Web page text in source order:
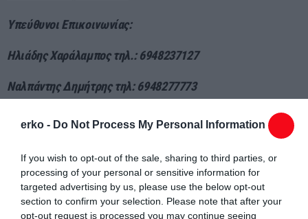
erko - Do Not Process My Personal Information
If you wish to opt-out of the sale, sharing to third parties, or
processing of your personal or sensitive information for
targeted advertising by us, please use the below opt-out
section to confirm your selection. Please note that after your
opt-out request is processed you may continue seeing
Υπεύθυνοι Επικοινωνίας:
Ηλιάδης Χαράλαμπος τηλ.: 6948237127
Ναλπάντης Δημήτρης τηλ: 6948277773
Συντάχθηκε από:ERKO.GR